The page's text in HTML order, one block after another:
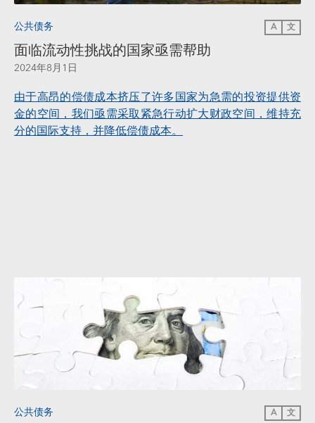
公共债务 A 文
面临流动性挑战的国家亟需帮助
2024年8月1日
由于高昂的偿债成本挤压了许多国家为急需的投资提供资
金的空间，我们亟需采取紧急行动扩大财政空间，维持充
分的国际支持，并降低偿债成本。
公共债务 A 文